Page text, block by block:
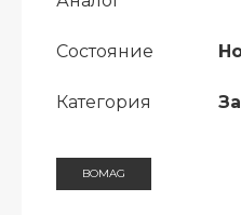
Состояние
Категория
BOMAG